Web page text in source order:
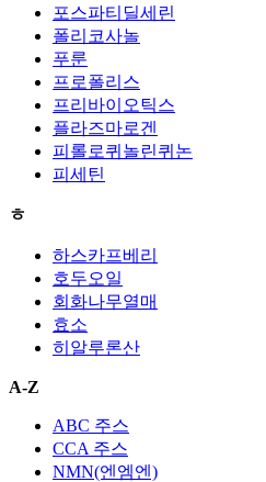
포스파티딜세린
폴리코사놀
푸룬
프로폴리스
프리바이오틱스
플라즈마로겐
피롤로퀴놀린퀴논
피세틴
ㅎ
하스카프베리
호두오일
회화나무열매
효소
히알루론산
A-Z
ABC 주스
CCA 주스
NMN(엔엠엔)